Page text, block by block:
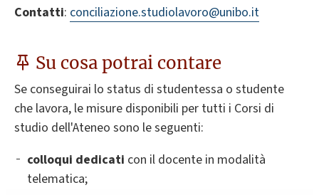
Contatti: conciliazione.studiolavoro@unibo.it
Su cosa potrai contare
Se conseguirai lo status di studentessa o studente
che lavora, le misure disponibili per tutti i Corsi di
studio dell'Ateneo sono le seguenti:
colloqui dedicati con il docente in modalità
telematica;